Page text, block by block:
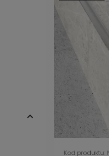
expand_more
Kod produktu: